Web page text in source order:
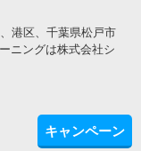
キャンペーン
港区、千葉県松戸市
ニングは株式会社シ